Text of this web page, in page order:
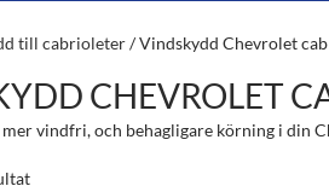
till cabrioleter/ Vindskydd Chevrolet cab
CHEVROLET
vindfri, och behagligare körning i din